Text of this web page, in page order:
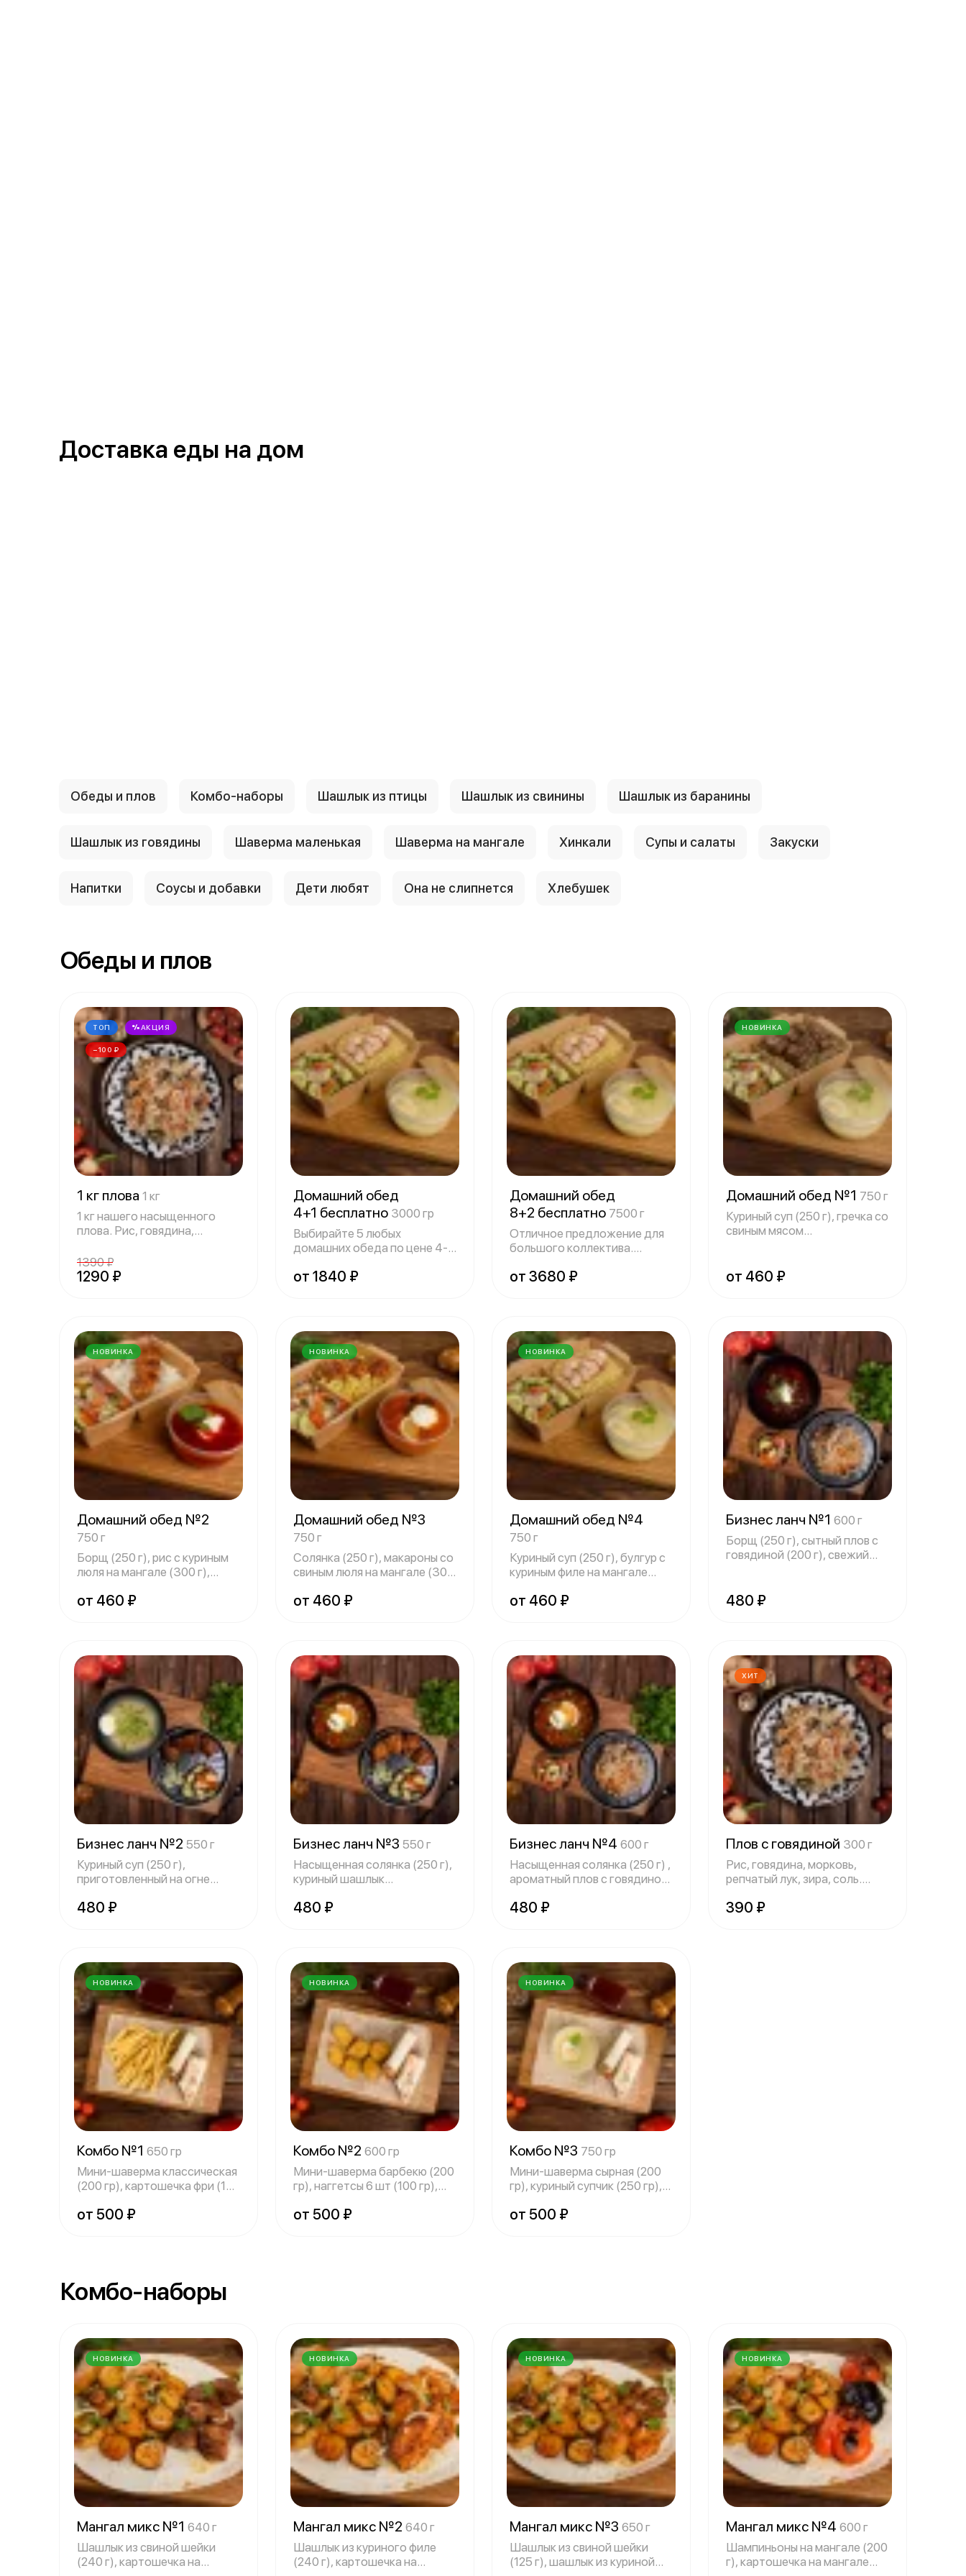
Доставка еды на дом
Обеды и плов Комбо-наборы Шашлык из птицы Шашлык из свинины Шашлык из баранины
Шашлык из говядины Шаверма маленькая Шаверма на мангале Хинкали Супы и салаты Закуски
Напитки Соусы и добавки Дети любят Она не слипнется Хлебушек
Обеды и плов
ТОП АКЦИЯ
−100 ₽
1 кг плова 1 кг
1 кг нашего насыщенного
плова. Рис, говядина,
1390 ₽
1290 ₽
Домашний обед
4+1 бесплатно 3000 гр
Выбирайте 5 любых
домашних обеда по цене 4-х.
от 1840 ₽
Домашний обед
8+2 бесплатно 7500 г
Отличное предложение для
большого коллектива.
от 3680 ₽
НОВИНКА
Домашний обед №1 750 г
Куриный суп (250 г), гречка со
свиным мясом
от 460 ₽
НОВИНКА
Домашний обед №2
750 г
Борщ (250 г), рис с куриным
люля на мангале (300 г),
от 460 ₽
НОВИНКА
Домашний обед №3
750 г
Солянка (250 г), макароны со
свиным люля на мангале (300
от 460 ₽
НОВИНКА
Домашний обед №4
750 г
Куриный суп (250 г), булгур с
куриным филе на мангале
от 460 ₽
Бизнес ланч №1 600 г
Борщ (250 г), сытный плов с
говядиной (200 г), свежий
480 ₽
Бизнес ланч №2 550 г
Куриный суп (250 г),
приготовленный на огне
480 ₽
Бизнес ланч №3 550 г
Насыщенная солянка (250 г),
куриный шашлык
480 ₽
Бизнес ланч №4 600 г
Насыщенная солянка (250 г) ,
ароматный плов с говядиной
480 ₽
ХИТ
Плов с говядиной 300 г
Рис, говядина, морковь,
репчатый лук, зира, соль.
390 ₽
НОВИНКА
Комбо №1 650 гр
Мини-шаверма классическая
(200 гр), картошечка фри (150
от 500 ₽
НОВИНКА
Комбо №2 600 гр
Мини-шаверма барбекю (200
гр), наггетсы 6 шт (100 гр),
от 500 ₽
НОВИНКА
Комбо №3 750 гр
Мини-шаверма сырная (200
гр), куриный супчик (250 гр),
от 500 ₽
Комбо-наборы
НОВИНКА
Мангал микс №1 640 г
Шашлык из свиной шейки
(240 г), картошечка на
НОВИНКА
Мангал микс №2 640 г
Шашлык из куриного филе
(240 г), картошечка на
НОВИНКА
Мангал микс №3 650 г
Шашлык из свиной шейки
(125 г), шашлык из куриной
НОВИНКА
Мангал микс №4 600 г
Шампиньоны на мангале (200
г), картошечка на мангале